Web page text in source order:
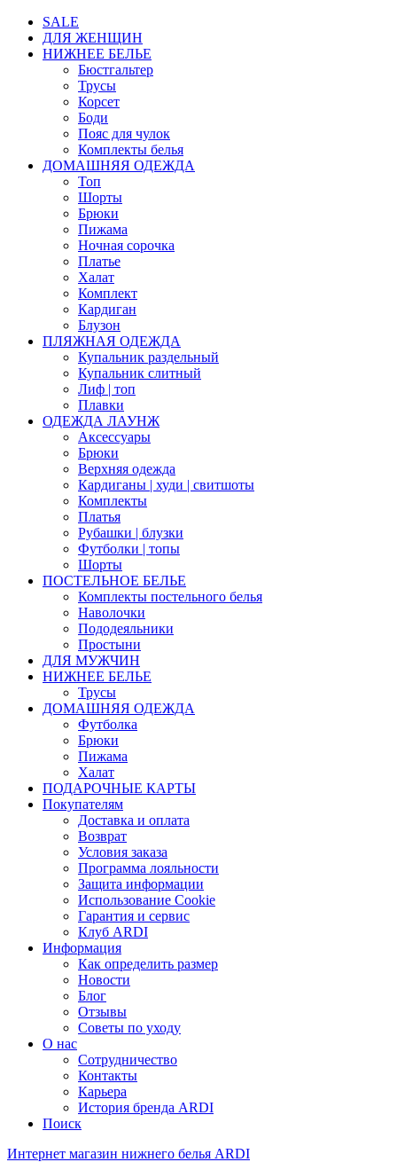
SALE
ДЛЯ ЖЕНЩИН
НИЖНЕЕ БЕЛЬЕ
Бюстгальтер
Трусы
Корсет
Боди
Пояс для чулок
Комплекты белья
ДОМАШНЯЯ ОДЕЖДА
Топ
Шорты
Брюки
Пижама
Ночная сорочка
Платье
Халат
Комплект
Кардиган
Блузон
ПЛЯЖНАЯ ОДЕЖДА
Купальник раздельный
Купальник слитный
Лиф | топ
Плавки
ОДЕЖДА ЛАУНЖ
Аксессуары
Брюки
Верхняя одежда
Кардиганы | худи | свитшоты
Комплекты
Платья
Рубашки | блузки
Футболки | топы
Шорты
ПОСТЕЛЬНОЕ БЕЛЬЕ
Комплекты постельного белья
Наволочки
Пододеяльники
Простыни
ДЛЯ МУЖЧИН
НИЖНЕЕ БЕЛЬЕ
Трусы
ДОМАШНЯЯ ОДЕЖДА
Футболка
Брюки
Пижама
Халат
ПОДАРОЧНЫЕ КАРТЫ
Покупателям
Доставка и оплата
Возврат
Условия заказа
Программа лояльности
Защита информации
Использование Cookie
Гарантия и сервис
Клуб ARDI
Информация
Как определить размер
Новости
Блог
Отзывы
Советы по уходу
О нас
Сотрудничество
Контакты
Карьера
История бренда ARDI
Поиск
Интернет магазин нижнего белья ARDI